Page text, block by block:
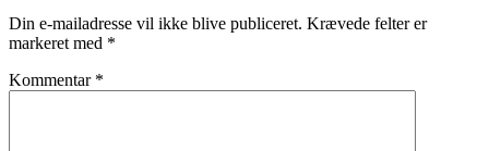
Din e-mailadresse vil ikke blive publiceret. Krævede felter er
markeret med *
Kommentar *